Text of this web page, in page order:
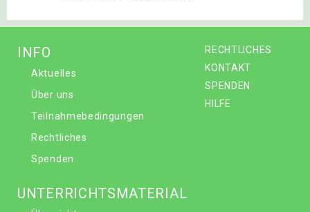
RECHTLICHES
KONTAKT
SPENDEN
HILFE
INFO
Aktuelles
Über uns
Teilnahmebedingungen
Rechtliches
Spenden
UNTERRICHTSMATERIAL